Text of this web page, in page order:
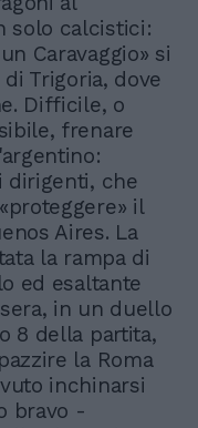
solo calcistici:
Caravaggio» si
Trigoria, dove
Difficile, o
frenare
dirigenti, che
il
Aires. La
la rampa di
ed esaltante
in un duello
8 della partita,
la Roma
inchinarsi
bravo -